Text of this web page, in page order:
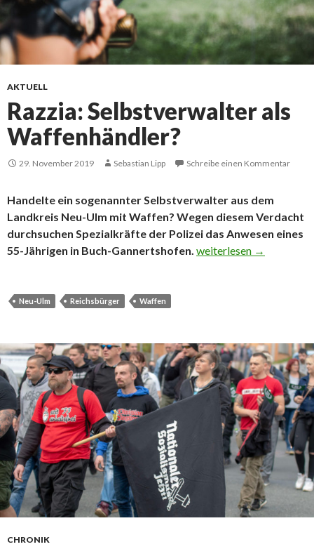
AKTUELL
Razzia: Selbstverwalter als
Waffenhändler?
29. November 2019 Sebastian Lipp Schreibe einen Kommentar
Handelte ein sogenannter Selbstverwalter aus dem
Landkreis Neu-Ulm mit Waffen? Wegen diesem Verdacht
durchsuchen Spezialkräfte der Polizei das Anwesen eines
55-Jährigen in Buch-Gannertshofen. Razzia: Selbstverwalter
weiterlesen →
Neu-Ulm Reichsbürger Waffen
CHRONIK